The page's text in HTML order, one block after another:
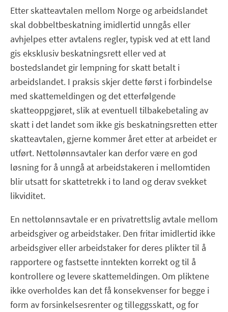
Etter skatteavtalen mellom Norge og arbeidslandet
skal dobbeltbeskatning imidlertid unngås eller
avhjelpes etter avtalens regler, typisk ved at ett land
gis eksklusiv beskatningsrett eller ved at
bostedslandet gir lempning for skatt betalt i
arbeidslandet. I praksis skjer dette først i forbindelse
med skattemeldingen og det etterfølgende
skatteoppgjøret, slik at eventuell tilbakebetaling av
skatt i det landet som ikke gis beskatningsretten etter
skatteavtalen, gjerne kommer året etter at arbeidet er
utført. Nettolønnsavtaler kan derfor være en god
løsning for å unngå at arbeidstakeren i mellomtiden
blir utsatt for skattetrekk i to land og derav svekket
likviditet.
En nettolønnsavtale er en privatrettslig avtale mellom
arbeidsgiver og arbeidstaker. Den fritar imidlertid ikke
arbeidsgiver eller arbeidstaker for deres plikter til å
rapportere og fastsette inntekten korrekt og til å
kontrollere og levere skattemeldingen. Om pliktene
ikke overholdes kan det få konsekvenser for begge i
form av forsinkelsesrenter og tilleggsskatt, og for